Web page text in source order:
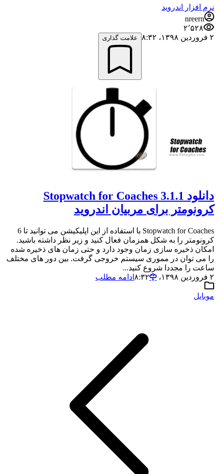
نرم افزار اندروید
nreern
۲٬۵۲۸
۲ فروردین ۱۳۹۸،‏ ۸:۳۲
علامت گذاری
دانلود 3.1.1 Stopwatch for Coaches
کرونومتر برای مربیان اندروید
Stopwatch for Coaches با استفاده از این اپلیکیشن می توانید تا 6
کرونومتر را به شکل همزمان فعال کنید و زیر نظر داشته باشید.
امکان ذخیره سازی زمان وجود دارد و حتی زمان های ذخیره شده
را می توان در مموری سیستم خروجی گرفت. بین دور های مختلف
ساعت را مجددا شروع کنید...
۲ فروردین ۱۳۹۸،‏ ۸:۳۲
ادامه مطلب
موبایل